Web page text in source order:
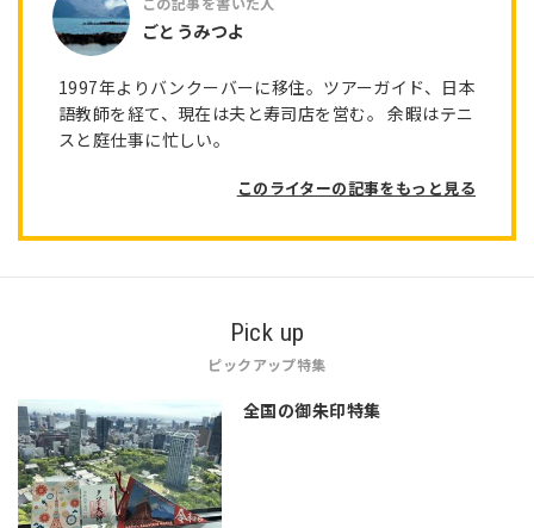
ごとうみつよ
1997年よりバンクーバーに移住。ツアーガイド、日本
語教師を経て、現在は夫と寿司店を営む。 余暇はテニ
スと庭仕事に忙しい。
このライターの記事をもっと見る
Pick up
ピックアップ特集
全国の御朱印特集